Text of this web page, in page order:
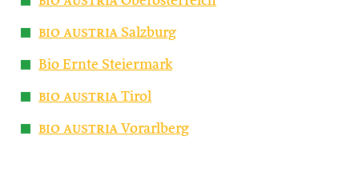
bio austria Salzburg
Bio Ernte Steiermark
bio austria Tirol
bio austria Vorarlberg